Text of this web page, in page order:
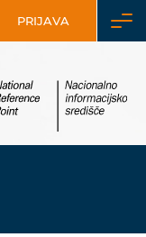
PRIJAVA